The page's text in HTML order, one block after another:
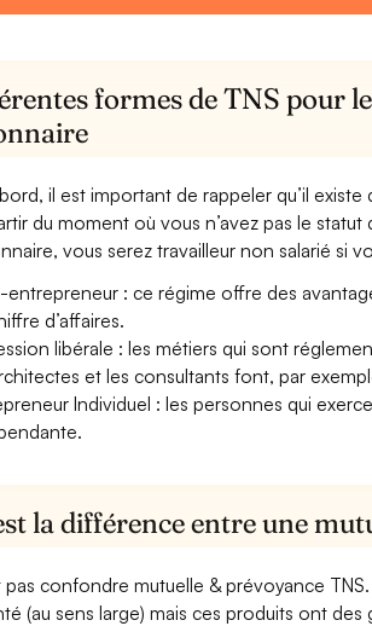
formes de TNS pour
il est important de rappeler qu’il
du moment où vous n’avez pas le
vous serez travailleur non salarié si
: ce régime offre des
d’affaires.
libérale : les métiers qui sont
et les consultants font, par
Individuel : les personnes qui
la différence entre une
pas confondre mutuelle & prévoyance
(au sens large) mais ces produits ont